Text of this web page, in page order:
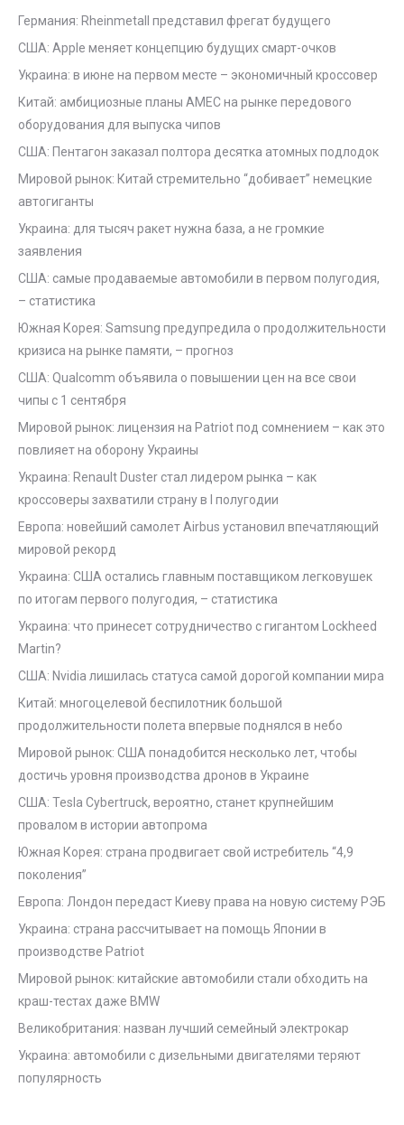
Германия: Rheinmetall представил фрегат будущего
США: Apple меняет концепцию будущих смарт-очков
Украина: в июне на первом месте – экономичный кроссовер
Китай: амбициозные планы AMEC на рынке передового
оборудования для выпуска чипов
США: Пентагон заказал полтора десятка атомных подлодок
Мировой рынок: Китай стремительно “добивает” немецкие
автогиганты
Украина: для тысяч ракет нужна база, а не громкие
заявления
США: самые продаваемые автомобили в первом полугодия,
– статистика
Южная Корея: Samsung предупредила о продолжительности
кризиса на рынке памяти, – прогноз
США: Qualcomm объявила о повышении цен на все свои
чипы с 1 сентября
Мировой рынок: лицензия на Patriot под сомнением – как это
повлияет на оборону Украины
Украина: Renault Duster стал лидером рынка – как
кроссоверы захватили страну в I полугодии
Европа: новейший самолет Airbus установил впечатляющий
мировой рекорд
Украина: США остались главным поставщиком легковушек
по итогам первого полугодия, – статистика
Украина: что принесет сотрудничество с гигантом Lockheed
Martin?
США: Nvidia лишилась статуса самой дорогой компании мира
Китай: многоцелевой беспилотник большой
продолжительности полета впервые поднялся в небо
Мировой рынок: США понадобится несколько лет, чтобы
достичь уровня производства дронов в Украине
США: Tesla Cybertruck, вероятно, станет крупнейшим
провалом в истории автопрома
Южная Корея: страна продвигает свой истребитель “4,9
поколения”
Европа: Лондон передаст Киеву права на новую систему РЭБ
Украина: страна рассчитывает на помощь Японии в
производстве Patriot
Мировой рынок: китайские автомобили стали обходить на
краш-тестах даже BMW
Великобритания: назван лучший семейный электрокар
Украина: автомобили с дизельными двигателями теряют
популярность